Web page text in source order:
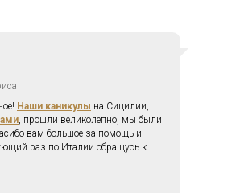
Наши каникулы на Сицилии,
, прошли великолепно, мы были
вам большое за помощь и
раз по Италии обращусь к